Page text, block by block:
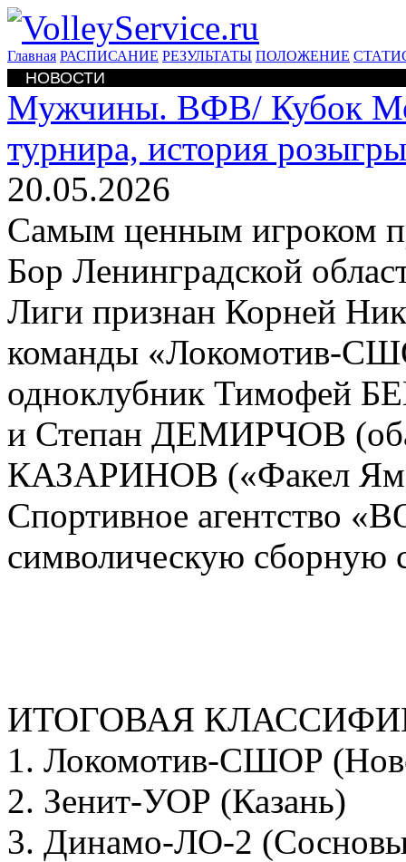
Главная РАСПИСАНИЕ РЕЗУЛЬТАТЫ ПОЛОЖЕНИЕ
НОВОСТИ
Мужчины. ВФВ/ Кубок
турнира, история
20.05.2026
Самым ценным игроком
Бор Ленинградской
Лиги признан Корней
команды «Локомотив-
одноклубник Тимофей
и Степан ДЕМИРЧОВ
КАЗАРИНОВ («Факел
Спортивное агентство
символическую сборную
ИТОГОВАЯ
1. Локомотив-СШОР
2. Зенит-УОР (Казань)
3. Динамо-ЛО-2